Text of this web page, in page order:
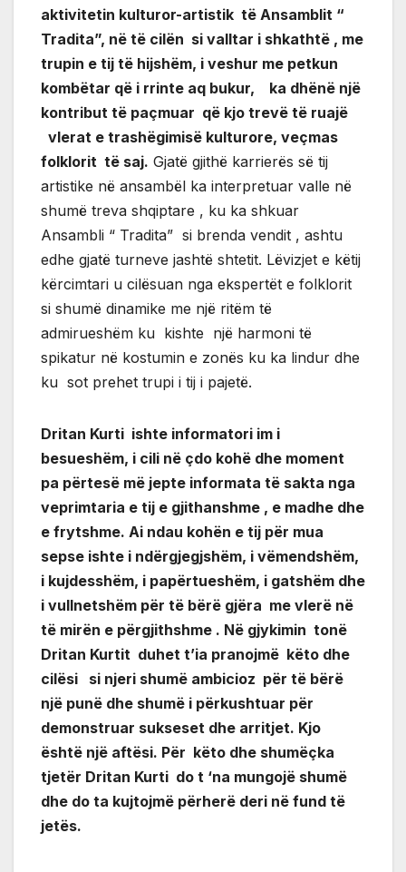
aktivitetin kulturor-artistik të Ansamblit “
Tradita”, në të cilën si valltar i shkathtë , me
trupin e tij të hijshëm, i veshur me petkun
kombëtar që i rrinte aq bukur, ka dhënë një
kontribut të paçmuar që kjo trevë të ruajë
vlerat e trashëgimisë kulturore, veçmas
folklorit të saj. Gjatë gjithë karrierës së tij
artistike në ansambël ka interpretuar valle në
shumë treva shqiptare , ku ka shkuar
Ansambli “ Tradita” si brenda vendit , ashtu
edhe gjatë turneve jashtë shtetit. Lëvizjet e këtij
kërcimtari u cilësuan nga ekspertët e folklorit
si shumë dinamike me një ritëm të
admirueshëm ku kishte një harmoni të
spikatur në kostumin e zonës ku ka lindur dhe
ku sot prehet trupi i tij i pajetë.
Dritan Kurti ishte informatori im i
besueshëm, i cili në çdo kohë dhe moment
pa përtesë më jepte informata të sakta nga
veprimtaria e tij e gjithanshme , e madhe dhe
e frytshme. Ai ndau kohën e tij për mua
sepse ishte i ndërgjegjshëm, i vëmendshëm,
i kujdesshëm, i papërtueshëm, i gatshëm dhe
i vullnetshëm për të bërë gjëra me vlerë në
të mirën e përgjithshme . Në gjykimin tonë
Dritan Kurtit duhet t’ia pranojmë këto dhe
cilësi si njeri shumë ambicioz për të bërë
një punë dhe shumë i përkushtuar për
demonstruar sukseset dhe arritjet. Kjo
është një aftësi. Për këto dhe shumëçka
tjetër Dritan Kurti do t ‘na mungojë shumë
dhe do ta kujtojmë përherë deri në fund të
jetës.